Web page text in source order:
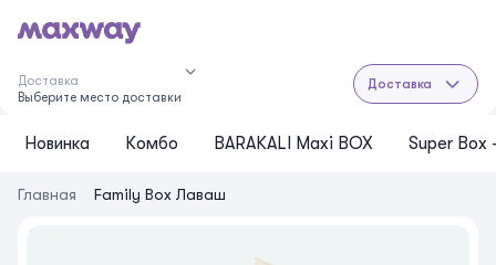
Доставка
Выберите место доставки
Доставка
Новинка Комбо BARAKALI Maxi BOX Super
Главная Family Box Лаваш